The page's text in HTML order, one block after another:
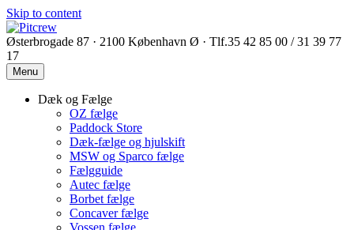
Skip to content
Østerbrogade 87 · 2100 København Ø · Tlf.35 42 85 00 / 31 39 77
17
Menu
Dæk og Fælge
OZ fælge
Paddock Store
Dæk-fælge og hjulskift
MSW og Sparco fælge
Fælgguide
Autec fælge
Borbet fælge
Concaver fælge
Vossen fælge